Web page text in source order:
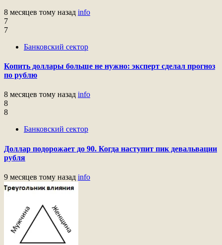
8 месяцев тому назад info
7
7
Банковский сектор
Копить доллары больше не нужно: эксперт сделал прогноз
по рублю
8 месяцев тому назад info
8
8
Банковский сектор
Доллар подорожает до 90. Когда наступит пик девальвации
рубля
9 месяцев тому назад info